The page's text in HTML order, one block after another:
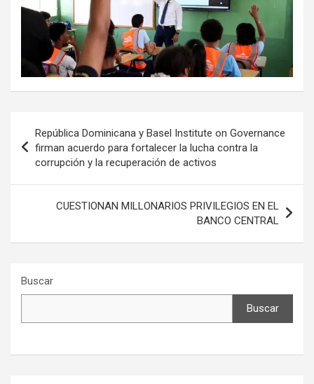
de
entradas
República Dominicana y Basel Institute on Governance
firman acuerdo para fortalecer la lucha contra la
corrupción y la recuperación de activos
CUESTIONAN MILLONARIOS PRIVILEGIOS EN EL
BANCO CENTRAL
Buscar
Buscar